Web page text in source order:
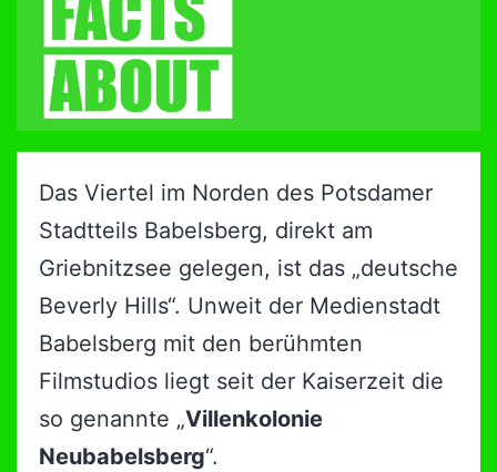
Das Viertel im Norden des Potsdamer
Stadtteils Babelsberg, direkt am
Griebnitzsee gelegen, ist das „deutsche
Beverly Hills“. Unweit der Medienstadt
Babelsberg mit den berühmten
Filmstudios liegt seit der Kaiserzeit die
so genannte „Villenkolonie
Neubabelsberg“.